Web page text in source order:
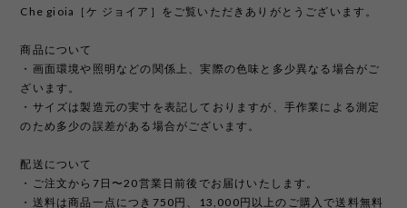
Che gioia［ケ ジョイア］をご覧いただきありがとうございます。
商品について
・画面環境や照明などの関係上、実際の色味と多少異なる場合がご
ざいます。
・サイズは製造元の実寸を表記しておりますが、手作業による測定
のため多少の誤差がある場合がございます。
配送について
・ご注文から7日〜20営業日前後でお届けいたします。
・送料は商品一点につき750円、13,000円以上のご購入で送料無料